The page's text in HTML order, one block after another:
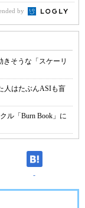
by
きそうな「スケーリ
人はたぶんASIも盲
ル「Burn Book」に
-